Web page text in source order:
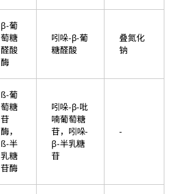
β-葡
萄糖
醛酸
酶
吲哚-β-葡
糖醛酸
叠氮化
钠
ß-葡
萄糖
苷
酶，
ß-半
乳糖
苷酶
吲哚-β-吡
喃葡萄糖
苷，吲哚-
β-半乳糖
苷
-